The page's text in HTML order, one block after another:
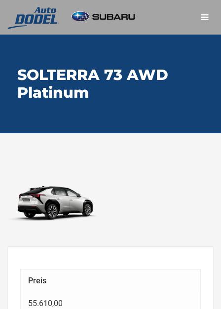
SOLTERRA 73 AWD
Platinum
Preis
55.610,00